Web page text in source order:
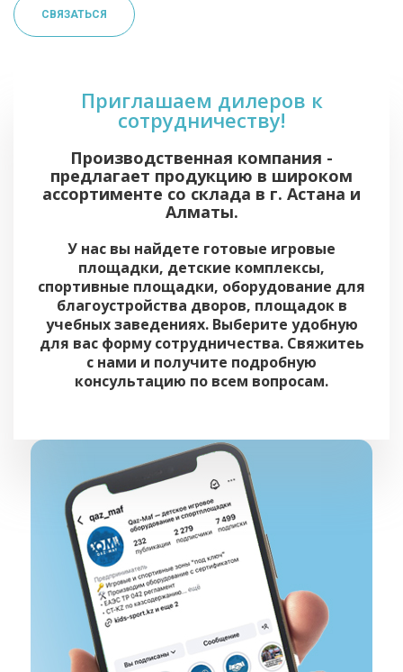
СВЯЗАТЬСЯ
Приглашаем дилеров к
сотрудничеству!
Производственная компания -
предлагает продукцию в широком
ассортименте со склада в г. Астана и
Алматы.
У нас вы найдете готовые игровые
площадки, детские комплексы,
спортивные площадки, оборудование для
благоустройства дворов, площадок в
учебных заведениях. Выберите удобную
для вас форму сотрудничества. Свяжитеь
с нами и получите подробную
консультацию по всем вопросам.